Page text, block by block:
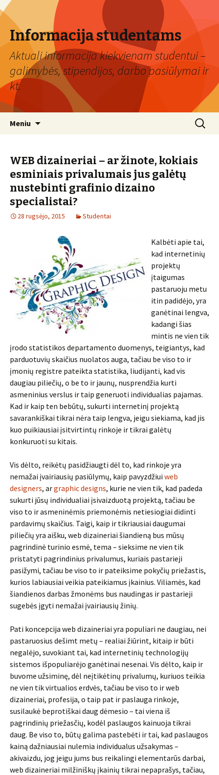
Informacija studentams
Aktuali informacija kiekvienam studentui –
galimybės, stipendijos, darbo pasiūlymai ir
kt.
Meniu Ieškoti:
WEB dizaineriai – ar žinote, kokiais
esminiais privalumais jus galėtų
nustebinti grafinio dizaino
specialistai?
28 rugsėjo, 2015 Studentai
Kalbėti apie tai,
kad internetinių
projektų
įtaigumas
pastaruoju metu
itin padidėjo, yra
ganėtinai lengva,
kadangi šias
mintis ne vien tik
įrodo statistikos departamento duomenys, teigiantys, kad
parduotuvių skaičius nuolatos auga, tačiau be viso to ir
įmonių registre pateikta statistika, liudijanti, kad vis
daugiau piliečių, o be to ir jaunų, nusprendžia kurti
asmeninius verslus ir taip generuoti individualias pajamas.
Kad ir kaip ten bebūtų, sukurti internetinį projektą
savarankiškai tikrai nėra taip lengva, jeigu siekiama, kad jis
kuo puikiausiai įsitvirtintų rinkoje ir tikrai galėtų
konkuruoti su kitais.
Vis dėlto, reikėtų pasidžiaugti dėl to, kad rinkoje yra
nemažai įvairiausių pasiūlymų, kaip pavyzdžiui web
designers, argraphic designs, kurie ne vien tik, kad padeda
sukurti jūsų individualiai įsivaizduotą projektą, tačiau be
viso to ir asmeninėmis priemonėmis netiesiogiai didinti
pardavimų skaičius. Taigi, kaip ir tikriausiai daugumai
piliečių yra aišku, web dizaineriai šiandieną bus mūsų
pagrindinė turinio esmė, tema – sieksime ne vien tik
pristatyti pagrindinius privalumus, kuriais pastarieji
pasižymi, tačiau be viso to ir pateiksime pokyčių priežastis,
kurios labiausiai veikia pateikiamus įkainius. Viliamės, kad
šiandienos darbas žmonėms bus naudingas ir pastarieji
sugebės įgyti nemažai įvairiausių žinių.
Pati koncepcija web dizaineriai yra populiari ne daugiau, nei
pastaruosius dešimt metų – realiai žiūrint, kitaip ir būti
negalėjo, suvokiant tai, kad internetinių technologijų
sistemos išpopuliarėjo ganėtinai nesenai. Vis dėlto, kaip ir
buvome užsiminę, dėl neįtikėtinų privalumų, kuriuos teikia
ne vien tik virtualios erdvės, tačiau be viso to ir web
dizaineriai, profesija, o taip pat ir paslauga rinkoje,
susilaukė beprotiškai daug dėmesio – tai viena iš
pagrindinių priežasčių, kodėl paslaugos kainuoja tikrai
daug. Be viso to, būtų galima pastebėti ir tai, kad paslaugos
kainą dažniausiai nulemia individualus užsakymas –
akivaizdu, jog jeigu jums bus reikalingi elementarūs darbai,
web dizaineriai milžiniškų įkainių tikrai nepaprašys, tačiau,